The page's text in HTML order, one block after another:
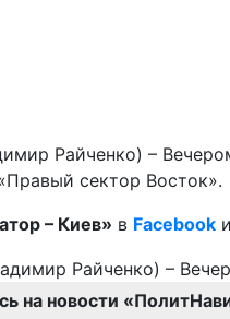
Райченко) –
сектор Восток».
– Киев» в Facebook
на новости